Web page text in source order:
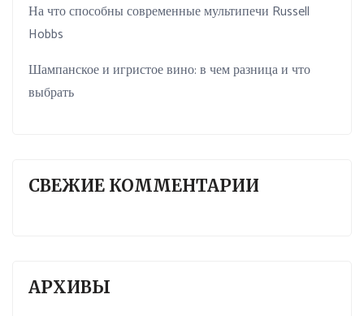
На что способны современные мультипечи Russell
Hobbs
Шампанское и игристое вино: в чем разница и что
выбрать
СВЕЖИЕ КОММЕНТАРИИ
АРХИВЫ